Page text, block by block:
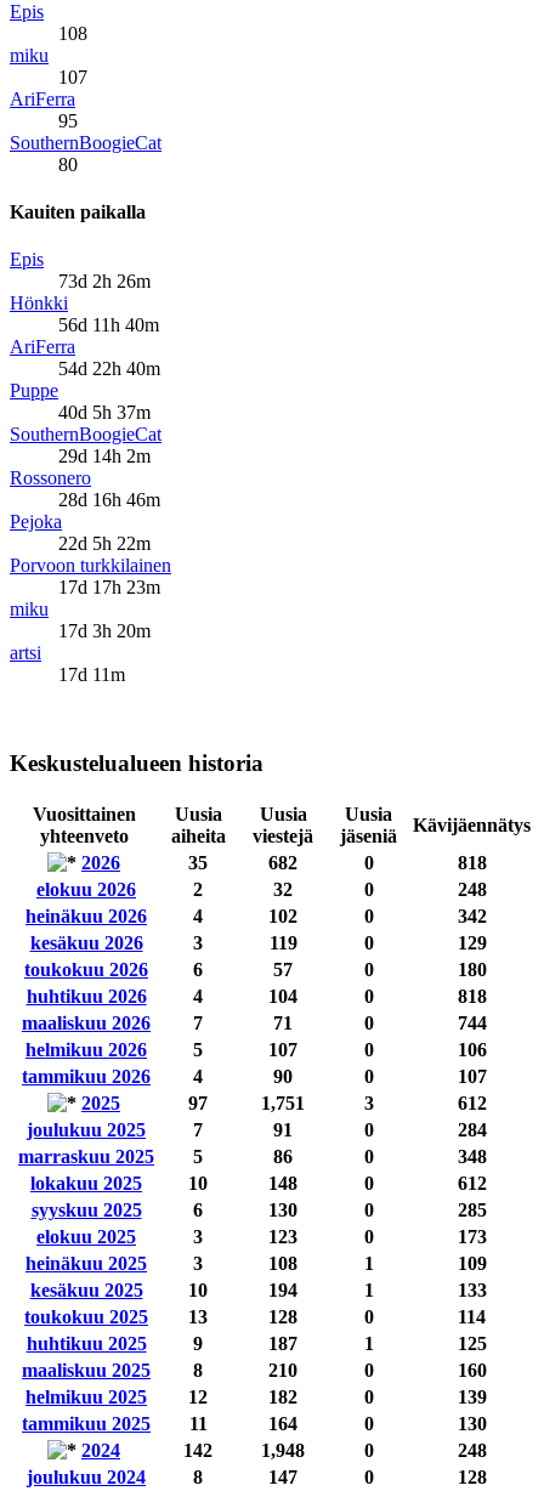
Epis
108
miku
107
AriFerra
95
SouthernBoogieCat
80
Kauiten paikalla
Epis
73d 2h 26m
Hönkki
56d 11h 40m
AriFerra
54d 22h 40m
Puppe
40d 5h 37m
SouthernBoogieCat
29d 14h 2m
Rossonero
28d 16h 46m
Pejoka
22d 5h 22m
Porvoon turkkilainen
17d 17h 23m
miku
17d 3h 20m
artsi
17d 11m
Keskustelualueen historia
Vuosittainen
yhteenveto
Uusia
aiheita
Uusia
viestejä
Uusia
jäseniä
Kävijäennätys
2026
35 682 0
818
elokuu 2026
2 32 0
248
heinäkuu 2026
4 102 0
342
kesäkuu 2026
3 119 0
129
toukokuu 2026
6 57 0
180
huhtikuu 2026
4 104 0
818
maaliskuu 2026
7 71 0
744
helmikuu 2026
5 107 0
106
tammikuu 2026
4 90 0
107
2025
97 1,751 3
612
joulukuu 2025
7 91 0
284
marraskuu 2025
5 86 0
348
lokakuu 2025
10 148 0
612
syyskuu 2025
6 130 0
285
elokuu 2025
3 123 0
173
heinäkuu 2025
3 108 1
109
kesäkuu 2025
10 194 1
133
toukokuu 2025
13 128 0
114
huhtikuu 2025
9 187 1
125
maaliskuu 2025
8 210 0
160
helmikuu 2025
12 182 0
139
tammikuu 2025
11 164 0
130
2024
142 1,948 0
248
joulukuu 2024
8 147 0
128